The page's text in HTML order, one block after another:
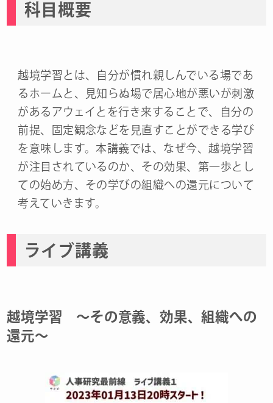
科目概要
越境学習とは、自分が慣れ親しんでいる場であ
るホームと、見知らぬ場で居心地が悪いが刺激
があるアウェイとを行き来することで、自分の
前提、固定観念などを見直すことができる学び
を意味します。本講義では、なぜ今、越境学習
が注目されているのか、その効果、第一歩とし
ての始め方、その学びの組織への還元について
考えていきます。
​ライブ講義
越境学習 ～その意義、効果、組織への
還元～